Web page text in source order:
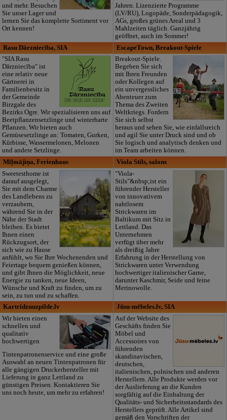
und mehr. Besuchen
Sie unser Lager und
lernen Sie das komplette Sortiment vor
Ort kennen!
Jahren. Lizenzierte Programme
(LV/RU), Logopäde, Sonderpädagogik,
AGs, großes grünes Areal und 3
Mahlzeiten täglich. Ganzjährig
geöffnet, auch im Sommer!
Rasu Dārzniecība, SIA
"SIA Rasu
Dārzniecība" ist
eine relativ neue
Gärtnerei in
Familienbesitz in
der Gemeinde
Birzgale des
Bezirks Ogre. Wir spezialisieren uns auf
Beetpflanzensetzlinge und winterharte
Pflanzen. Wir bieten auch
Gemüsesetzlinge an: Tomaten, Gurken,
Kürbisse, Wassermelonen, Melonen
und andere Setzlinge.
EscapeTown, Breakout-Spiele
Breakout-Spiele.
Begeben Sie sich
mit Ihren Freunden
oder Kollegen auf
ein unvergessliches
Abenteuer zum
Thema des Zweiten
Weltkriegs. Fordern
Sie sich selbst
heraus und sehen Sie, wie einfallsreich
und agil Sie unter Druck sind und ob
Sie logisch und analytisch denken und
im Team arbeiten können.
Mīļmājiņa, Ferienhaus
Sweetesthome ist
darauf ausgelegt,
Sie mit dem Charme
des Landlebens zu
verzaubern,
während Sie in der
Nähe der Stadt
bleiben. Es bietet
Ihnen einen
Rückzugsort, der
sich wie zu Hause
anfühlt, wo Sie Ihre Wochenenden und
Feiertage bequem genießen können,
und gibt Ihnen die Möglichkeit, neue
Energie zu tanken, neue Ideen,
Wünsche und Kraft zu finden, um zu
sein, zu tun und zu schaffen.
Viola Stils, salons
"Viola-
Stils"&nbsp;ist ein
führender Hersteller
von innovativem
nahtlosem
Strickwaren im
Baltikum mit Sitz in
Lettland. Das
Unternehmen
verfügt über mehr
als dreißig Jahre
Erfahrung in der Herstellung von
Strickwaren unter Verwendung
hochwertiger italienischer Garne,
darunter Kaschmir, Seide und feine
Merinowolle.
Kartridzuuzpilde.lv
Wir bieten einen
schnellen und
qualitativ
hochwertigen
Tintenpatronenservice und eine große
Auswahl an neuen Tintenpatronen für
alle gängigen Druckerhersteller mit
Lieferung in ganz Lettland zu
günstigen Preisen. Kontaktieren Sie
uns noch heute, um mehr zu erfahren!
Jūsu-mēbeles.lv, SIA
Auf der Website des
Geschäfts finden Sie
Möbel und
Accessoires von
führenden
skandinavischen,
deutschen,
italienischen, polnischen und anderen
Herstellern. Alle Produkte werden vor
der Auslieferung an die Kunden
sorgfältig auf die Einhaltung der
Qualitäts- und Sicherheitsstandards des
Herstellers geprüft. Alle Artikel sind
gemäß den Vorschriften der